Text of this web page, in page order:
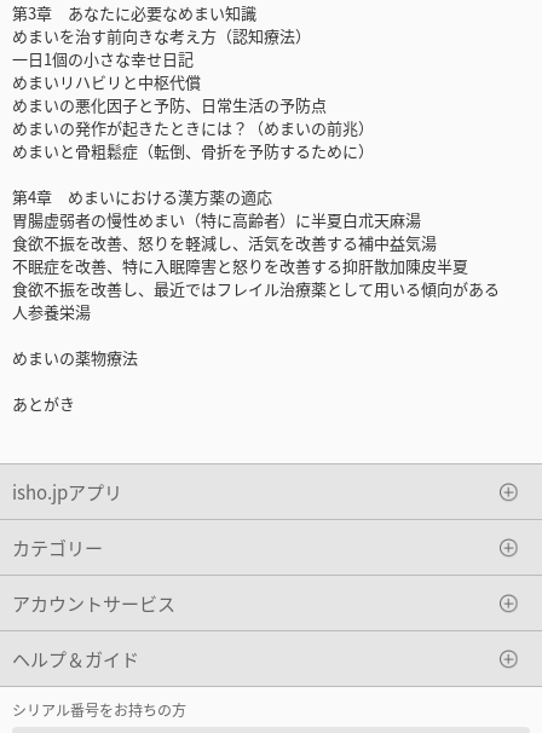
第3章 あなたに必要なめまい知識
めまいを治す前向きな考え方（認知療法）
一日1個の小さな幸せ日記
めまいリハビリと中枢代償
めまいの悪化因子と予防、日常生活の予防点
めまいの発作が起きたときには？（めまいの前兆）
めまいと骨粗鬆症（転倒、骨折を予防するために）
第4章 めまいにおける漢方薬の適応
胃腸虚弱者の慢性めまい（特に高齢者）に半夏白朮天麻湯
食欲不振を改善、怒りを軽減し、活気を改善する補中益気湯
不眠症を改善、特に入眠障害と怒りを改善する抑肝散加陳皮半夏
食欲不振を改善し、最近ではフレイル治療薬として用いる傾向がある
人参養栄湯
めまいの薬物療法
あとがき
isho.jpアプリ
カテゴリー
アカウントサービス
ヘルプ＆ガイド
シリアル番号をお持ちの方